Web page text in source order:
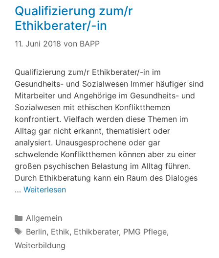
Qualifizierung zum/r
Ethikberater/-in
11. Juni 2018 von BAPP
Qualifizierung zum/r Ethikberater/-in im
Gesundheits- und Sozialwesen Immer häufiger sind
Mitarbeiter und Angehörige im Gesundheits- und
Sozialwesen mit ethischen Konfliktthemen
konfrontiert. Vielfach werden diese Themen im
Alltag gar nicht erkannt, thematisiert oder
analysiert. Unausgesprochene oder gar
schwelende Konfliktthemen können aber zu einer
großen psychischen Belastung im Alltag führen.
Durch Ethikberatung kann ein Raum des Dialoges
… Weiterlesen
Kategorien
Allgemein
Schlagwörter
Berlin, Ethik, Ethikberater, PMG Pflege,
Weiterbildung